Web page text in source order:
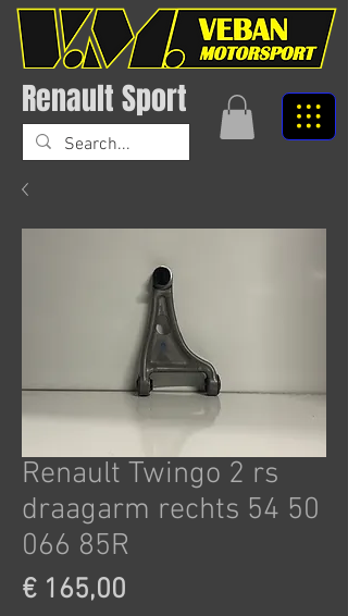
Renault Sport
Renault Twingo 2 rs
draagarm rechts 54 50
066 85R
€ 165,00